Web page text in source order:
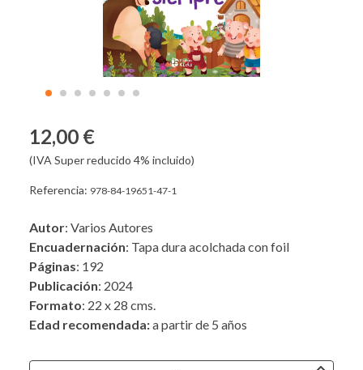
12,00 €
(IVA Super reducido 4% incluido)
Referencia: 978-84-19651-47-1
Autor: Varios Autores
Encuadernación: Tapa dura acolchada con foil
Páginas: 192
Publicación: 2024
Formato: 22 x 28 cms.
Edad recomendada:a partir de 5 años